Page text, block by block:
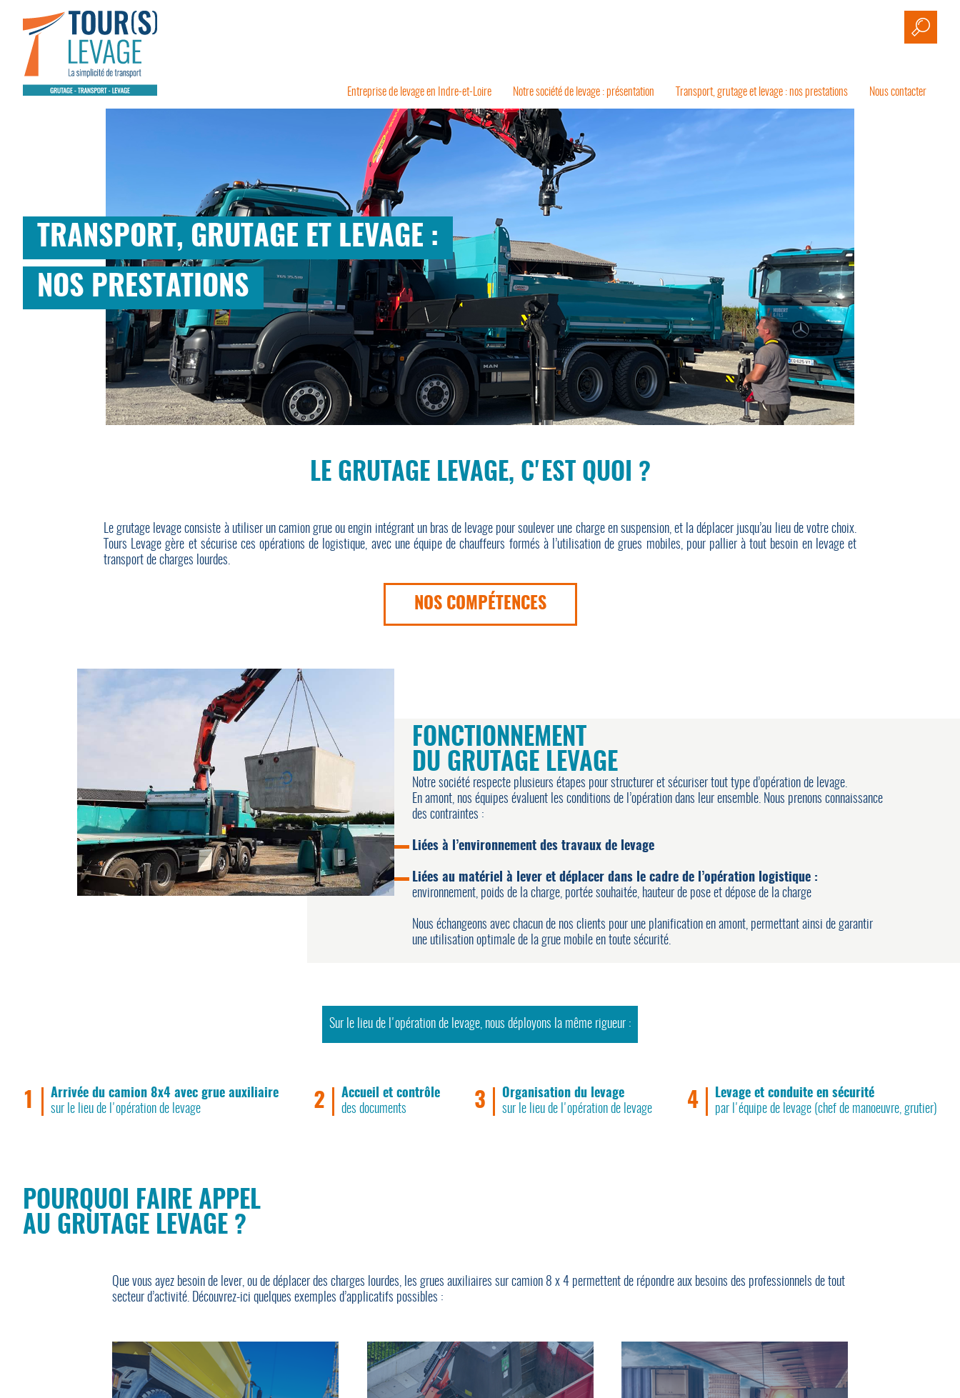
Entreprise de levage en Indre-et-Loire Notre société de levage : présentation Transport, grutage et levage : nos prestations Nous contacter
TRANSPORT, GRUTAGE ET LEVAGE :
NOS PRESTATIONS
LE GRUTAGE LEVAGE, C'EST QUOI ?
Le grutage levage consiste à utiliser un camion grue ou engin intégrant un bras de levage pour soulever une charge en suspension, et la déplacer jusqu’au lieu de votre choix.
Tours Levage gère et sécurise ces opérations de logistique, avec une équipe de chauffeurs formés à l’utilisation de grues mobiles, pour pallier à tout besoin en levage et
transport de charges lourdes.
NOS COMPÉTENCES
FONCTIONNEMENT
DU GRUTAGE LEVAGE
Notre société respecte plusieurs étapes pour structurer et sécuriser tout type d’opération de levage.
En amont, nos équipes évaluent les conditions de l’opération dans leur ensemble. Nous prenons connaissance
des contraintes :
Liées à l’environnement des travaux de levage
Liées au matériel à lever et déplacer dans le cadre de l’opération logistique :
environnement, poids de la charge, portée souhaitée, hauteur de pose et dépose de la charge
Nous échangeons avec chacun de nos clients pour une planification en amont, permettant ainsi de garantir
une utilisation optimale de la grue mobile en toute sécurité.
Sur le lieu de l'opération de levage, nous déployons la même rigueur :
1
Arrivée du camion 8x4 avec grue auxiliaire
sur le lieu de l'opération de levage
2
Accueil et contrôle
des documents
3
Organisation du levage
sur le lieu de l'opération de levage
4
Levage et conduite en sécurité
par l'équipe de levage (chef de manoeuvre, grutier)
POURQUOI FAIRE APPEL
AU GRUTAGE LEVAGE ?
Que vous ayez besoin de lever, ou de déplacer des charges lourdes, les grues auxiliaires sur camion 8 x 4 permettent de répondre aux besoins des professionnels de tout
secteur d’activité. Découvrez-ici quelques exemples d’applicatifs possibles :